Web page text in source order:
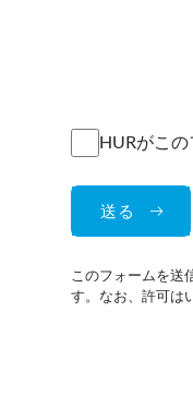
HURがこ
このフォームを送
す。なお、許可は